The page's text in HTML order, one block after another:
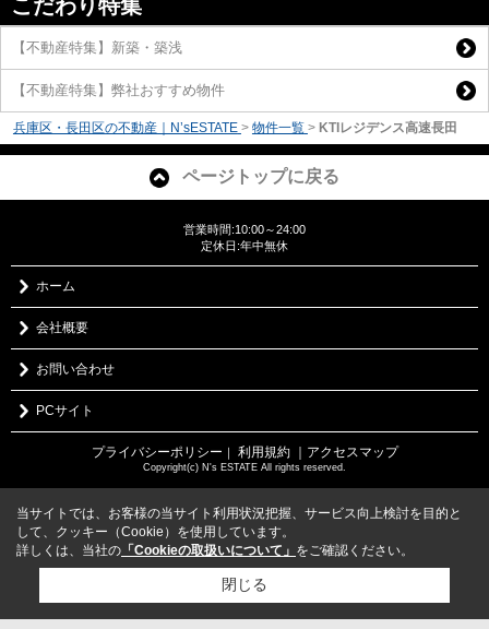
こだわり特集
【不動産特集】新築・築浅
【不動産特集】弊社おすすめ物件
兵庫区・長田区の不動産｜N’sESTATE > 物件一覧 > KTIレジデンス高速長田
ページトップに戻る
営業時間:10:00～24:00
定休日:年中無休
ホーム
会社概要
お問い合わせ
PCサイト
プライバシーポリシー 利用規約 ｜アクセスマップ
Copyright(c) N's ESTATE All rights reserved.
当サイトでは、お客様の当サイト利用状況把握、サービス向上検討を目的と
して、クッキー（Cookie）を使用しています。
詳しくは、当社の 「Cookieの取扱いについて」 をご確認ください。
閉じる